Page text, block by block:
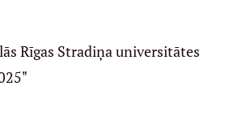
Rīgas Stradiņa universitātes